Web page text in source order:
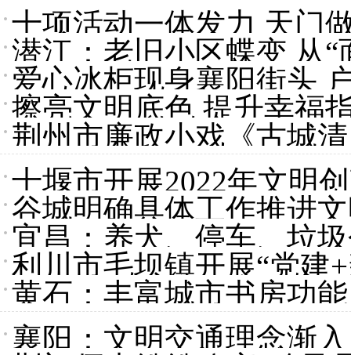
报告会举行
十项活动一体发力 天门
潜江：老旧小区蝶变 从“
爱心冰柜现身襄阳街头
擦亮文明底色 提升幸福
创建
荆州市廉政小戏《古城
十堰市开展2022年文明
谷城明确具体工作推进
宜昌：养犬、停车、垃
利川市毛坝镇开展“党建
美
黄石：丰富城市书房功
襄阳：文明交通理念渐